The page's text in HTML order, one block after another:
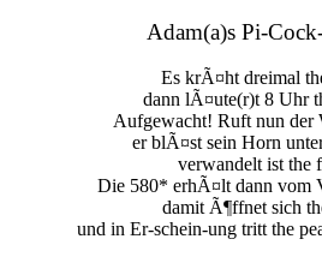
Adam(a)s Pi-
Es krÃ¤ht dreimal
dann lÃ¤ute(r)t 8 Uhr
Aufgewacht! Ruft nun der
er blÃ¤st sein Horn
verwandelt ist the
Die 580* erhÃ¤lt dann vom
damit Ã¶ffnet sich
und in Er-schein-ung tritt the